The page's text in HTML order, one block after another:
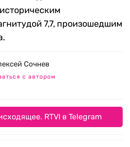
7,7, произошедшим
Сочнев
с автором
RTVI в Telegram